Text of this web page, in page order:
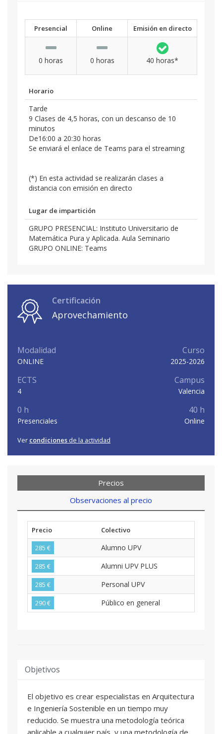
Presencial Online Emisión en directo
0 horas 0 horas 40 horas*
Horario
Tarde
9 Clases de 4,5 horas, con un descanso de 10
minutos
De16:00 a 20:30 horas
Se enviará el enlace de Teams para el streaming
(*) En esta actividad se realizarán clases a
distancia con emisión en directo
Lugar de impartición
GRUPO PRESENCIAL: Instituto Universitario de
Matemática Pura y Aplicada. Aula Seminario
GRUPO ONLINE: Teams
Certificación
Aprovechamiento
Modalidad
ONLINE
Curso
2025-2026
ECTS
4
Campus
Valencia
0 h
Presenciales
40 h
Online
Ver condiciones de la actividad
Precios
Observaciones al precio
Precio
Colectivo
285 €
Alumno UPV
285 € Alumni UPV PLUS
285 € Personal UPV
290 € Público en general
Objetivos
El objetivo es crear especialistas en Arquitectura
e Ingeniería Sostenible en un tiempo muy
reducido. Se muestra una metodología teórica
aplicable a cualquier país, y una metodología de